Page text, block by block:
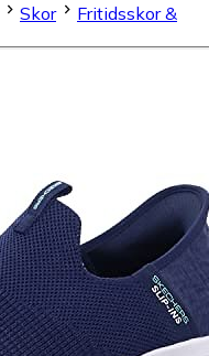
Skor
Fritidsskor &